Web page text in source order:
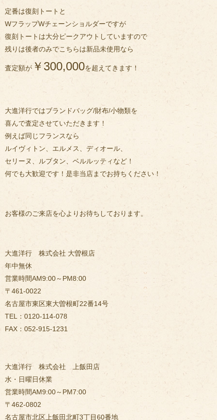
定番は復刻トートと
WフラップWチェーンショルダーですが
復刻トートは大分ピークアウトしていますので
残りは後者のみでこちらは新品未使用なら
査定額が ￥300,000を超えてきます！
大進洋行ではブランドバッグ/財布/小物類を
喜んで査定させていただきます！
例えば同じフランスなら
ルイヴィトン、エルメス、ディオール、
セリーヌ、ルブタン、ベルルッティなど！
何でも大歓迎です！是非当店までお持ちください！
お客様のご来店を心よりお待ちしております。
大進洋行 株式会社 大曽根店
年中無休
営業時間AM9:00～PM8:00
〒461-0022
名古屋市東区東大曽根町22番14号
TEL：0120-114-078
FAX：052-915-1231
大進洋行 株式会社 上飯田店
水・日曜日休業
営業時間AM9:00～PM7:00
〒462-0802
名古屋市北区上飯田北町3丁目60番地